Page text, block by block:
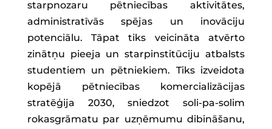
starpnozaru pētniecības aktivitātes,
administratīvās spējas un inovāciju
potenciālu. Tāpat tiks veicināta atvērto
zinātņu pieeja un starpinstitūciju atbalsts
studentiem un pētniekiem. Tiks izveidota
kopējā pētniecības komercializācijas
stratēģija 2030, sniedzot soli-pa-solim
rokasgrāmatu par uzņēmumu dibināšanu,